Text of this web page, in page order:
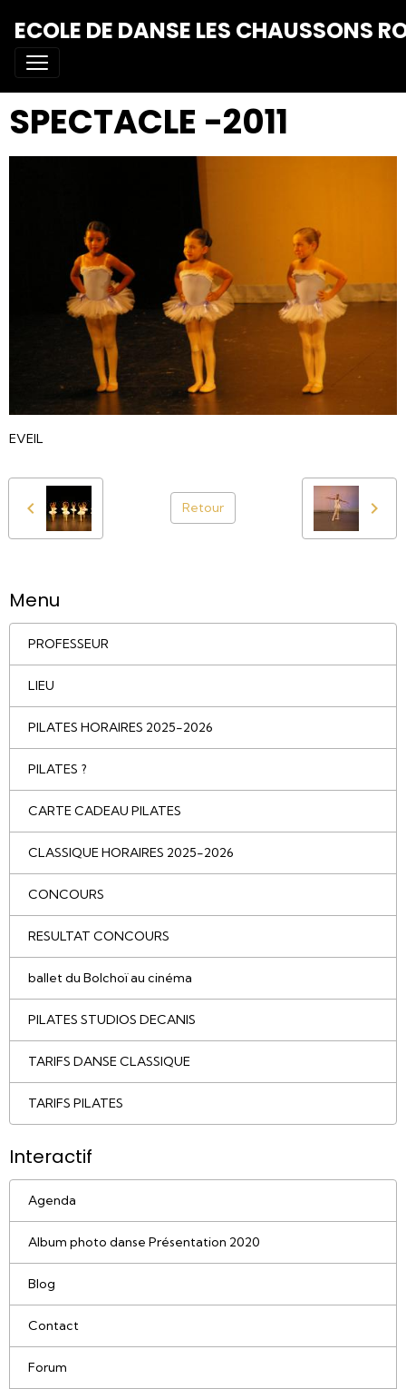
ECOLE DE DANSE LES CHAUSSONS
SPECTACLE -2011
EVEIL
Retour
Menu
PROFESSEUR
LIEU
PILATES HORAIRES 2025-2026
PILATES ?
CARTE CADEAU PILATES
CLASSIQUE HORAIRES 2025-2026
CONCOURS
RESULTAT CONCOURS
ballet du Bolchoï au cinéma
PILATES STUDIOS DECANIS
TARIFS DANSE CLASSIQUE
TARIFS PILATES
Interactif
Agenda
Album photo danse Présentation 2020
Blog
Contact
Forum